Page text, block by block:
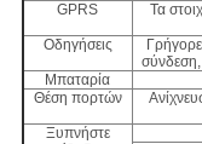
GPRS
Τα
Οδηγήσεις
Μπαταρία
Θέση πορτών
Ξυπνήστε